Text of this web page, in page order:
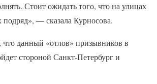
Стоит ожидать того, что на улицах
подряд», — сказала Курносова.
что данный «отлов» призывников в
стороной Санкт-Петербург и